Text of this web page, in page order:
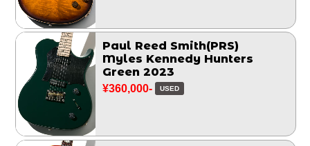
Paul Reed Smith(PRS)
Myles Kennedy Hunters
Green 2023
¥360,000- USED